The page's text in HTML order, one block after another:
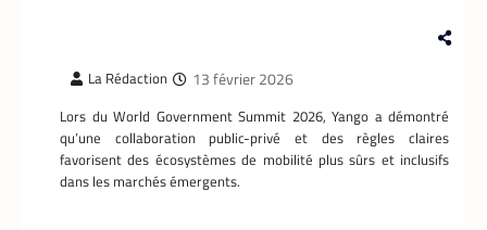
La Rédaction 13 février 2026
Lors du World Government Summit 2026, Yango a démontré
qu’une collaboration public-privé et des règles claires
favorisent des écosystèmes de mobilité plus sûrs et inclusifs
dans les marchés émergents.
TECH MONDE VTC
Heetch : désormais, les passagers peuvent
définir directement le prix de leur course